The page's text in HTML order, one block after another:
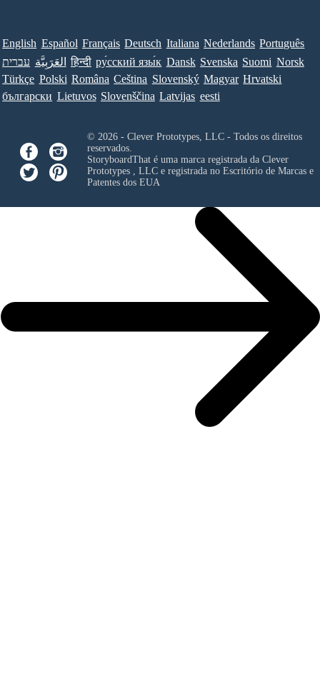
English Español Français Deutsch Italiana Nederlands Português
עברית العَرَبِيَّة हिन्दी ру́сский язы́к Dansk Svenska Suomi Norsk
Türkçe Polski Româna Ceština Slovenský Magyar Hrvatski
български Lietuvos Slovenščina Latvijas eesti
© 2026 - Clever Prototypes, LLC - Todos os direitos
reservados.
StoryboardThat é uma marca registrada da Clever
Prototypes , LLCe registrada no Escritório de Marcas e
Patentes dos EUA